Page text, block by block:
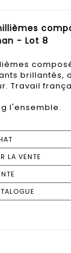
- Lot 8
brillantés,
Travail
g l'ensemble.
LA VENTE